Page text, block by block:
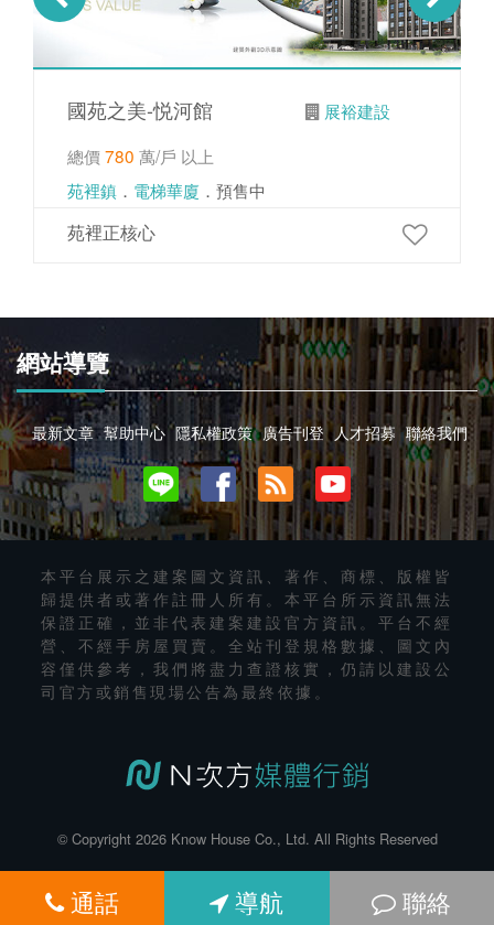
國苑之美-悦河館
展裕建設
總價780 萬/戶 以上
苑裡鎮 ． 電梯華廈 ．預售中
苑裡正核心
通話 導航 聯絡
網站導覽
最新文章 幫助中心 隱私權政策 廣告刊登 人才招募 聯絡我們
本平台展示之建案圖文資訊、著作、商標、版權皆
歸提供者或著作註冊人所有。本平台所示資訊無法
保證正確，並非代表建案建設官方資訊。平台不經
營、不經手房屋買賣。全站刊登規格數據、圖文內
容僅供參考，我們將盡力查證核實，仍請以建設公
司官方或銷售現場公告為最終依據。
© Copyright 2026 Know House Co., Ltd. All Rights Reserved